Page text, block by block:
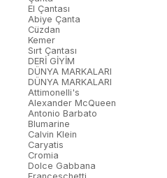
El Çantası
Abiye Çanta
Cüzdan
Kemer
Sırt Çantası
DERİ GİYİM
DÜNYA MARKALARI
DÜNYA MARKALARI
Attimonelli's
Alexander McQueen
Antonio Barbato
Blumarine
Calvin Klein
Caryatis
Cromia
Dolce Gabbana